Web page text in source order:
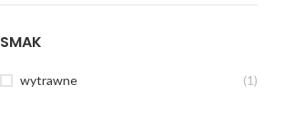
SMAK
wytrawne (1)